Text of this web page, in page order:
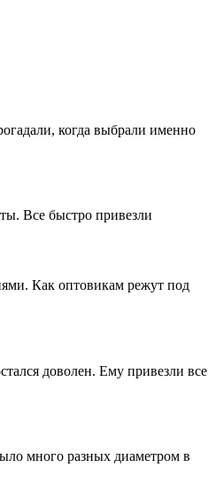
когда выбрали именно
Все быстро привезли
Как оптовикам режут под
доволен. Ему привезли все
много разных диаметром в